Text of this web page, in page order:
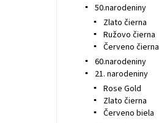
50.narodeniny
Zlato čierna
Ružovo čierna
Červeno čierna
60.narodeniny
21. narodeniny
Rose Gold
Zlato čierna
Červeno biela